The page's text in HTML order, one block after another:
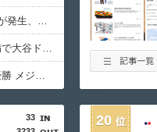
海外の反応：熊本の病院で手術中に熊本地震が発生、大揺れの中でも患者を守った医師たちの対応ぶりに海外大絶賛
海外の反応：鈴木誠也が弾丸19号HRと好守備で大谷ドジャース撃破に貢献「トレードされなくて良かった」とカブスファン絶賛
海外の反応：桑木志帆がゴルフ全英女子OP優勝 メジャー初制覇の偉業に海外祝福「笑顔が素敵」「2年連続で日本人優勝」
33
20